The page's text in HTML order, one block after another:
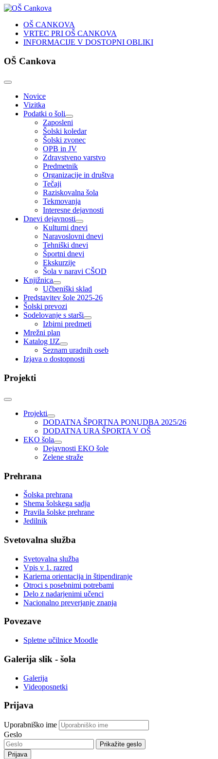
OŠ CANKOVA
VRTEC PRI OŠ CANKOVA
INFORMACIJE V DOSTOPNI OBLIKI
OŠ Cankova
Novice
Vizitka
Podatki o šoli
Zaposleni
Šolski koledar
Šolski zvonec
OPB in JV
Zdravstveno varstvo
Predmetnik
Organizacije in društva
Tečaji
Raziskovalna šola
Tekmovanja
Interesne dejavnosti
Dnevi dejavnosti
Kulturni dnevi
Naravoslovni dnevi
Tehniški dnevi
Športni dnevi
Ekskurzije
Šola v naravi CŠOD
Knjižnica
Učbeniški sklad
Predstavitev šole 2025-26
Šolski prevozi
Sodelovanje s starši
Izbirni predmeti
Mrežni plan
Katalog IJZ
Seznam uradnih oseb
Izjava o dostopnosti
Projekti
Projekti
DODATNA ŠPORTNA PONUDBA 2025/26
DODATNA URA ŠPORTA V OŠ
EKO šola
Dejavnosti EKO šole
Zelene straže
Prehrana
Šolska prehrana
Shema šolskega sadja
Pravila šolske prehrane
Jedilnik
Svetovalna služba
Svetovalna služba
Vpis v 1. razred
Karierna orientacija in štipendiranje
Otroci s posebnimi potrebami
Delo z nadarjenimi učenci
Nacionalno preverjanje znanja
Povezave
Spletne učilnice Moodle
Galerija slik - šola
Galerija
Videoposnetki
Prijava
Uporabniško ime
Geslo
Prikažite geslo
Prijava